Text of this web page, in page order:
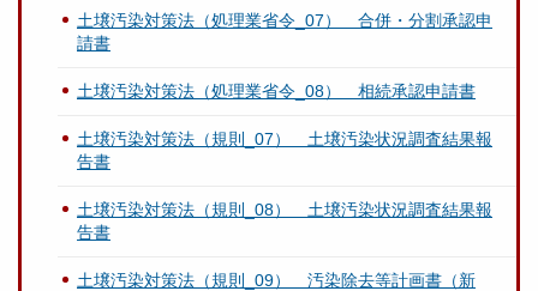
土壌汚染対策法（処理業省令_07） 合併・分割承認申
請書
土壌汚染対策法（処理業省令_08） 相続承認申請書
土壌汚染対策法（規則_07） 土壌汚染状況調査結果報
告書
土壌汚染対策法（規則_08） 土壌汚染状況調査結果報
告書
土壌汚染対策法（規則_09） 汚染除去等計画書（新